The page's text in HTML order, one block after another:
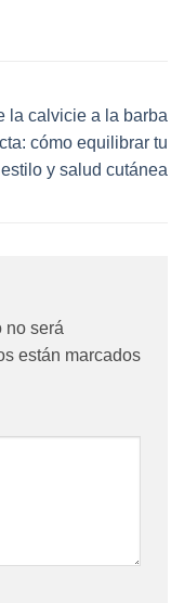
la calvicie a la barba
cómo equilibrar tu
estilo y salud cutánea
no será
están marcados